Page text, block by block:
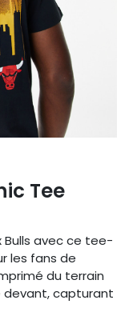
Tee
avec ce tee-
les fans de
du terrain
devant, capturant